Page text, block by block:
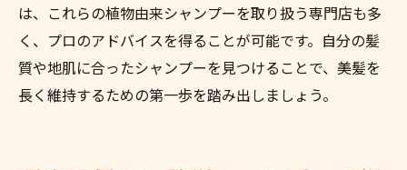
は、これらの植物由来シャンプーを取り扱う専門店も多
く、プロのアドバイスを得ることが可能です。自分の髪
質や地肌に合ったシャンプーを見つけることで、美髪を
長く維持するための第一歩を踏み出しましょう。